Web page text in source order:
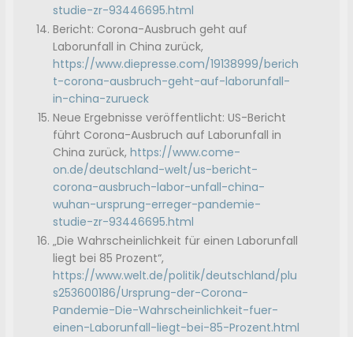
studie-zr-93446695.html
Bericht: Corona-Ausbruch geht auf
Laborunfall in China zurück,
https://www.diepresse.com/19138999/berich
t-corona-ausbruch-geht-auf-laborunfall-
in-china-zurueck
Neue Ergebnisse veröffentlicht: US-Bericht
führt Corona-Ausbruch auf Laborunfall in
China zurück,https://www.come-
on.de/deutschland-welt/us-bericht-
corona-ausbruch-labor-unfall-china-
wuhan-ursprung-erreger-pandemie-
studie-zr-93446695.html
„Die Wahrscheinlichkeit für einen Laborunfall
liegt bei 85 Prozent“,
https://www.welt.de/politik/deutschland/plu
s253600186/Ursprung-der-Corona-
Pandemie-Die-Wahrscheinlichkeit-fuer-
einen-Laborunfall-liegt-bei-85-Prozent.html